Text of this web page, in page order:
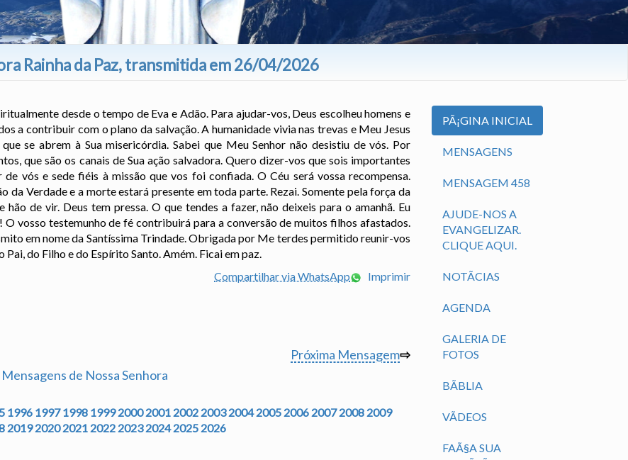
Rainha da Paz, transmitida em 26/04/2026
desde o tempo de Eva e Adão. Para ajudar-vos, Deus escolheu homens e
a contribuir com o plano da salvação. A humanidade vivia nas trevas e Meu Jesus
se abrem à Sua misericórdia. Sabei que Meu Senhor não desistiu de vós. Por
que são os canais de Sua ação salvadora. Quero dizer-vos que sois importantes
vós e sede fiéis à missão que vos foi confiada. O Céu será vossa recompensa.
da Verdade e a morte estará presente em toda parte. Rezai. Somente pela força da
de vir. Deus tem pressa. O que tendes a fazer, não deixeis para o amanhã. Eu
O vosso testemunho de fé contribuirá para a conversão de muitos filhos afastados.
em nome da Santíssima Trindade. Obrigada por Me terdes permitido reunir-vos
do Filho e do Espírito Santo. Amém. Ficai em paz.
Compartilhar via WhatsApp
Imprimir
Próxima Mensagem⇨
Mensagens de Nossa Senhora
1996 1997 1998 1999 2000 2001 2002 2003 2004 2005 2006 2007 2008 2009
2019 2020 2021 2022 2023 2024 2025 2026
PÃ¡GINA INICIAL
MENSAGENS
MENSAGEM 458
AJUDE-NOS A
EVANGELIZAR.
CLIQUE AQUI.
NOTÃ­CIAS
AGENDA
GALERIA DE
FOTOS
BÃ­BLIA
VÃ­DEOS
FAÃ§A SUA